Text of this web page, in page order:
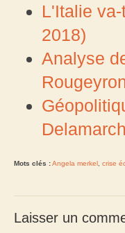
L'Italie
2018)
Analyse
Mots clés :Angela merkel crise
Laisser un